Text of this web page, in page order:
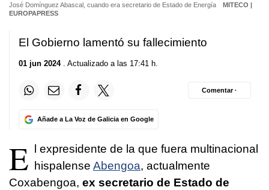
José Domínguez Abascal, cuando era secretario de Estado de Energía
MITECO |
EUROPAPRESS
El Gobierno lamentó su fallecimiento
01 jun 2024. Actualizado a las 17:41 h.
Añade a La Voz de Galicia en Google
Comentar ·
E
l expresidente de la que fuera multinacional
hispalense Abengoa, actualmente
Coxabengoa, ex secretario de Estado de